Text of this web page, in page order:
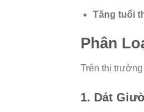
Tăng tuổi
Phân
Trên thị
1. Dát